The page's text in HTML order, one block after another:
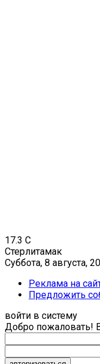
17.3 C
Стерлитамак
Суббота, 8 августа,
Реклама на
Предложить
войти в систему
Добро пожаловать!